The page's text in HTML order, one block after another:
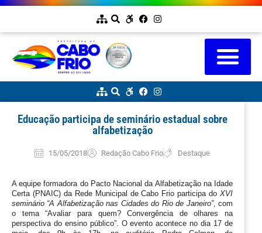
Educação participa de seminário estadual sobre
alfabetização
15/05/2018 Redação Cabo Frio Destaque
A equipe formadora do Pacto Nacional da Alfabetização na Idade
Certa (PNAIC) da Rede Municipal de Cabo Frio participa do XVI
seminário “A Alfabetização nas Cidades do Rio de Janeiro”, com
o tema “Avaliar para quem? Convergência de olhares na
perspectiva do ensino público”. O evento acontece no dia 17 de